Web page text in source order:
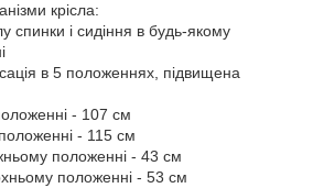
крісла:
спинки і сидіння в будь-якому
в 5 положеннях, підвищена
- 107 см
- 115 см
положенні - 43 см
положенні - 53 см